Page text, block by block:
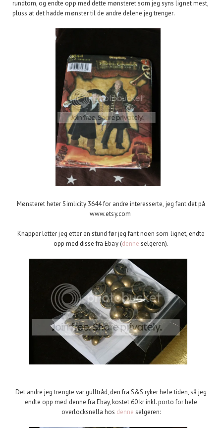
rundtom, og endte opp med dette mønsteret som jeg syns lignet mest,
pluss at det hadde mønster til de andre delene jeg trenger.
Mønsteret heter Simlicity 3644 for andre interesserte, jeg fant det på
www.etsy.com
Knapper letter jeg etter en stund før jeg fant noen som lignet, endte
opp med disse fra Ebay (denne selgeren).
Det andre jeg trengte var gulltråd, den fra S&S ryker hele tiden, så jeg
endte opp med denne fra Ebay, kostet 60 kr inkl. porto for hele
overlocksnella hos denne selgeren: